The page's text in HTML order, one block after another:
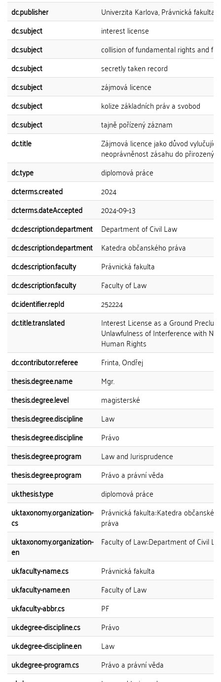
dc.publisher
Univerzita Karlova, Právnická fakulta
dc.subject
interest license
dc.subject
collision of fundamental rights and
dc.subject
secretly taken record
dc.subject
zájmová licence
dc.subject
kolize základních práv a svobod
dc.subject
tajně pořízený záznam
dc.title
Zájmová licence jako důvod vylučující
neoprávněnost zásahu do
dc.type
diplomová práce
dcterms.created
2024
dcterms.dateAccepted
2024-09-13
dc.description.department
Department of Civil Law
dc.description.department
Katedra občanského práva
dc.description.faculty
Právnická fakulta
dc.description.faculty
Faculty of Law
dc.identifier.repId
252224
dc.title.translated
Interest License as a Ground
Unlawfulness of Interference with
Human Rights
dc.contributor.referee
Frinta, Ondřej
thesis.degree.name
Mgr.
thesis.degree.level
magisterské
thesis.degree.discipline
Law
thesis.degree.discipline
Právo
thesis.degree.program
Law and Jurisprudence
thesis.degree.program
Právo a právní věda
uk.thesis.type
diplomová práce
uk.taxonomy.organization-
cs
Právnická fakulta::Katedra
práva
uk.taxonomy.organization-
en
Faculty of Law::Department of Civil
uk.faculty-name.cs
Právnická fakulta
uk.faculty-name.en
Faculty of Law
uk.faculty-abbr.cs
PF
uk.degree-discipline.cs
Právo
uk.degree-discipline.en
Law
uk.degree-program.cs
Právo a právní věda